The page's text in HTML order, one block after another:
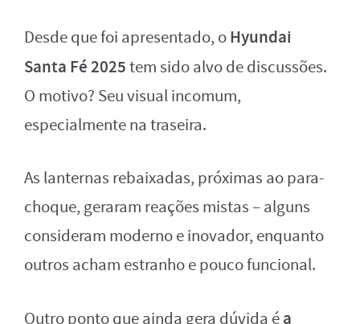
Desde que foi apresentado, oHyundai
Santa Fé 2025tem sido alvo de discussões.
O motivo? Seu visual incomum,
especialmente na traseira.
As lanternas rebaixadas, próximas ao para-
choque, geraram reações mistas – alguns
consideram moderno e inovador, enquanto
outros acham estranho e pouco funcional.
Outro ponto que ainda gera dúvida éa